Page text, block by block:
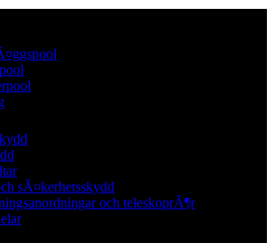
sÃ¤kerhetsskydd
och teleskoprÃ¶r